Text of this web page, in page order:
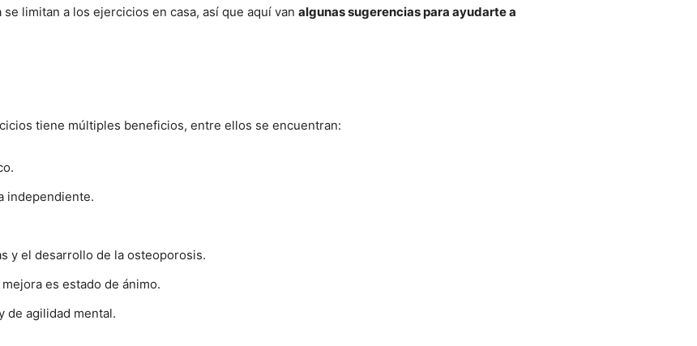
limitan a los ejercicios en casa, así que aquí van algunas sugerencias para ayudarte a
tiene múltiples beneficios, entre ellos se encuentran:
independiente.
y el desarrollo de la osteoporosis.
es estado de ánimo.
de agilidad mental.